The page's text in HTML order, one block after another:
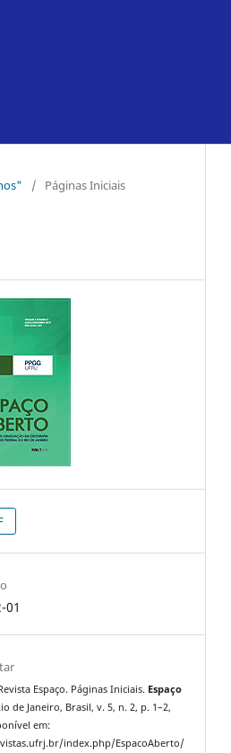
/ Páginas Iniciais
01
Espaço. Páginas Iniciais. Espaço
de Janeiro, Brasil, v. 5, n. 2, p. 1–2,
em:
index.php/EspacoAberto/